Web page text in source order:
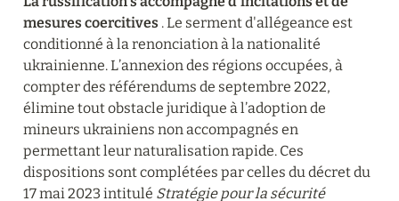
mesures coercitives . Le serment d'allégeance est
conditionné à la renonciation à la nationalité
ukrainienne. L’annexion des régions occupées, à
compter des référendums de septembre 2022,
élimine tout obstacle juridique à l’adoption de
mineurs ukrainiens non accompagnés en
permettant leur naturalisation rapide. Ces
dispositions sont complétées par celles du décret du
17 mai 2023 intitulé Stratégie pour la sécurité